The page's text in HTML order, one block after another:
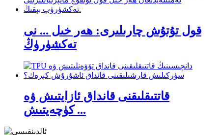
قول تۇتۇش چارىلىرى: ھەر خىل ... نى
تەكشۈرۈڭ
قاتتىقلىقنى قانداق ئازايتىش ۋە
كۈچەيتىش ...